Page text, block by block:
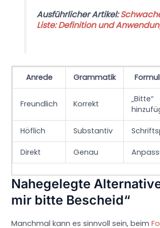
Ausführlicher Artikel:
Liste: Definition und
Anrede Grammatik
Freundlich Korrekt
„Bitte“
Höflich Substantiv
Direkt Genau
Nahegelegte
mir bitte Bescheid“
Manchmal kann es sinnvoll sein, beim